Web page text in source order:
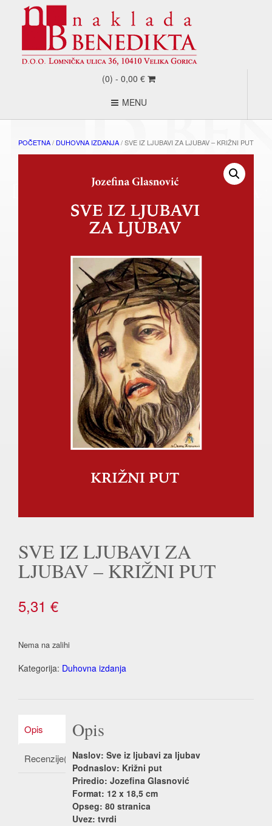
(0) - 0,00 €
MENU
POČETNA/ DUHOVNA IZDANJA/ SVE IZ LJUBAVI ZA LJUBAV – KRIŽNI PUT
SVE IZ LJUBAVI ZA
LJUBAV – KRIŽNI PUT
5,31 €
Nema na zalihi
Kategorija: Duhovna izdanja
Opis
Recenzije(0)
Opis
Naslov: Sve iz ljubavi za ljubav
Podnaslov: Križni put
Priredio: Jozefina Glasnović
Format: 12 x 18,5 cm
Opseg: 80 stranica
Uvez: tvrdi